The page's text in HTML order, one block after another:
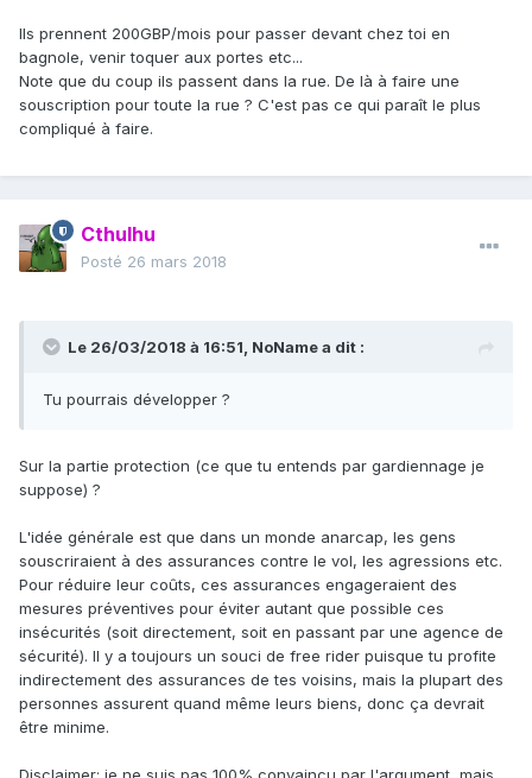
Ils prennent 200GBP/mois pour passer devant chez toi en
bagnole, venir toquer aux portes etc...
Note que du coup ils passent dans la rue. De là à faire une
souscription pour toute la rue ? C'est pas ce qui paraît le plus
compliqué à faire.
Cthulhu
Posté 26 mars 2018
Le 26/03/2018 à 16:51, NoNamea dit :
Tu pourrais développer ?
Sur la partie protection (ce que tu entends par gardiennage je
suppose) ?
L'idée générale est que dans un monde anarcap, les gens
souscriraient à des assurances contre le vol, les agressions etc.
Pour réduire leur coûts, ces assurances engageraient des
mesures préventives pour éviter autant que possible ces
insécurités (soit directement, soit en passant par une agence de
sécurité). Il y a toujours un souci de free rider puisque tu profite
indirectement des assurances de tes voisins, mais la plupart des
personnes assurent quand même leurs biens, donc ça devrait
être minime.